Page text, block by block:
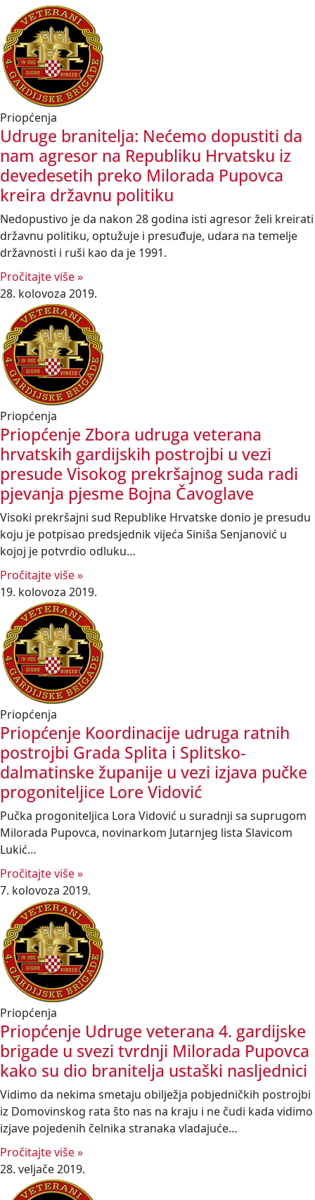
Priopćenja
Udruge branitelja: Nećemo dopustiti da
nam agresor na Republiku Hrvatsku iz
devedesetih preko Milorada Pupovca
kreira državnu politiku
Nedopustivo je da nakon 28 godina isti agresor želi kreirati
državnu politiku, optužuje i presuđuje, udara na temelje
državnosti i ruši kao da je 1991.
Pročitajte više »
28. kolovoza 2019.
Priopćenja
Priopćenje Zbora udruga veterana
hrvatskih gardijskih postrojbi u vezi
presude Visokog prekršajnog suda radi
pjevanja pjesme Bojna Čavoglave
Visoki prekršajni sud Republike Hrvatske donio je presudu
koju je potpisao predsjednik vijeća Siniša Senjanović u
kojoj je potvrdio odluku…
Pročitajte više »
19. kolovoza 2019.
Priopćenja
Priopćenje Koordinacije udruga ratnih
postrojbi Grada Splita i Splitsko-
dalmatinske županije u vezi izjava pučke
progoniteljice Lore Vidović
Pučka progoniteljica Lora Vidović u suradnji sa suprugom
Milorada Pupovca, novinarkom Jutarnjeg lista Slavicom
Lukić…
Pročitajte više »
7. kolovoza 2019.
Priopćenja
Priopćenje Udruge veterana 4. gardijske
brigade u svezi tvrdnji Milorada Pupovca
kako su dio branitelja ustaški nasljednici
Vidimo da nekima smetaju obilježja pobjedničkih postrojbi
iz Domovinskog rata što nas na kraju i ne čudi kada vidimo
izjave pojedenih čelnika stranaka vladajuće…
Pročitajte više »
28. veljače 2019.